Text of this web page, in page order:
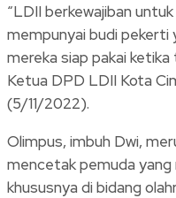
“LDII berkewajiban
mempunyai budi pekerti
mereka siap pakai
Ketua DPD LDII Kota
(5/11/2022).
Olimpus, imbuh Dwi,
mencetak pemuda yang
khususnya di bidang